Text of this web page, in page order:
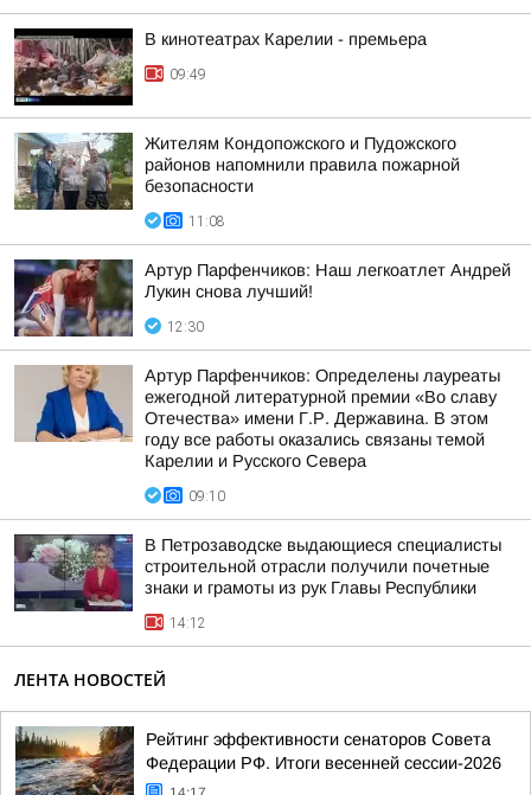
В кинотеатрах Карелии - премьера
09:49
Жителям Кондопожского и Пудожского
районов напомнили правила пожарной
безопасности
11:08
Артур Парфенчиков: Наш легкоатлет Андрей
Лукин снова лучший!
12:30
Артур Парфенчиков: Определены лауреаты
ежегодной литературной премии «Во славу
Отечества» имени Г.Р. Державина. В этом
году все работы оказались связаны темой
Карелии и Русского Севера
09:10
В Петрозаводске выдающиеся специалисты
строительной отрасли получили почетные
знаки и грамоты из рук Главы Республики
14:12
ЛЕНТА НОВОСТЕЙ
Рейтинг эффективности сенаторов Совета
Федерации РФ. Итоги весенней сессии-2026